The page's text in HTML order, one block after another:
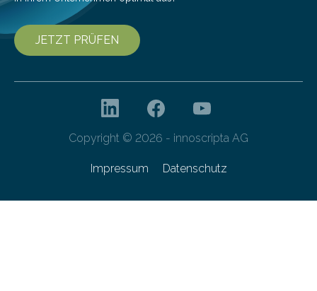
JETZT PRÜFEN
Copyright © 2026 - innoscripta AG
Impressum Datenschutz